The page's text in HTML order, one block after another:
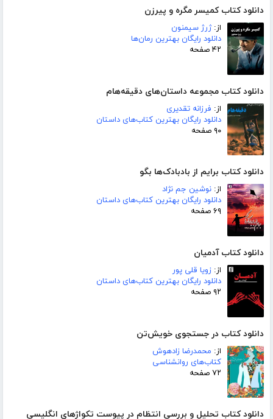
دانلود کتاب کمیسر مگره و پیرزن
از:ژرژ سیمنون
دانلود رایگان بهترین رمان‌ها
۴۲ صفحه
دانلود کتاب مجموعه داستان‌های دقیقه‌هام
از: فرزانه تقدیری
دانلود رایگان بهترین کتاب‌های داستان
۹۰ صفحه
دانلود کتاب برایم از بادبادک‌ها بگو
از: نوشین جم نژاد
دانلود رایگان بهترین کتاب‌های داستان
۶۹ صفحه
دانلود کتاب آدمیان
از: زویا قلی پور
دانلود رایگان بهترین کتاب‌های داستان
۹۲ صفحه
دانلود کتاب در جستجوی خویش‌تن
از: محمدرضا زادهوش
کتاب‌های روانشناسی
۷۲ صفحه
دانلود کتاب تحلیل و بررسی انتظام در پیوست تکواژهای انگلیسی